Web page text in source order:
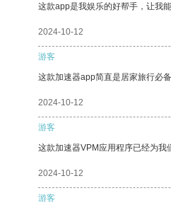
这款app是我娱乐的好帮手，让我
2024-10-12
游客
这款加速器app简直是居家旅行必
2024-10-12
游客
这款加速器VPM应用程序已经为我
2024-10-12
游客